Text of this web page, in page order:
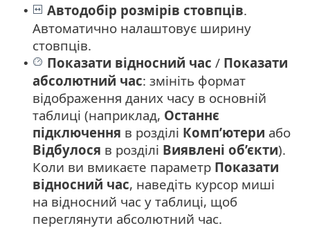
• Автодобір розмірів стовпців.
Автоматично налаштовує ширину
стовпців.
• Показати відносний час / Показати
абсолютний час: змініть формат
відображення даних часу в основній
таблиці (наприклад, Останнє
підключення в розділі Комп’ютери або
Відбулося в розділі Виявлені об’єкти).
Коли ви вмикаєте параметр Показати
відносний час, наведіть курсор миші
на відносний час у таблиці, щоб
переглянути абсолютний час.